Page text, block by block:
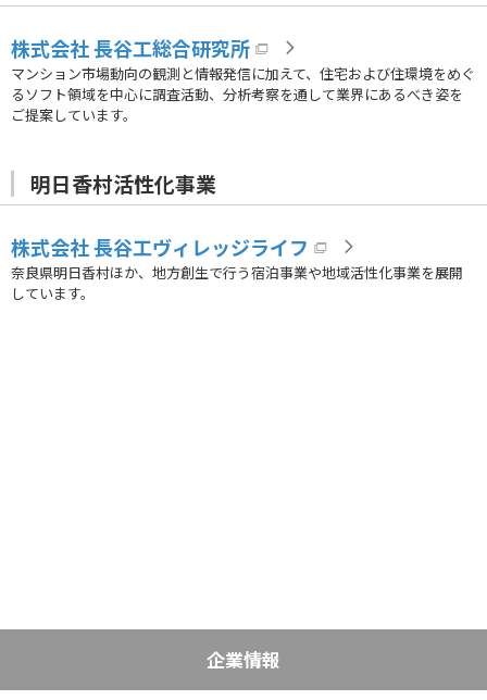
株式会社 長谷工総合研究所
マンション市場動向の観測と情報発信に加えて、住宅および住環境をめぐ
るソフト領域を中心に調査活動、分析考察を通して業界にあるべき姿を
ご提案しています。
明日香村活性化事業
株式会社 長谷工ヴィレッジライフ
奈良県明日香村ほか、地方創生で行う宿泊事業や地域活性化事業を展開
しています。
企業情報